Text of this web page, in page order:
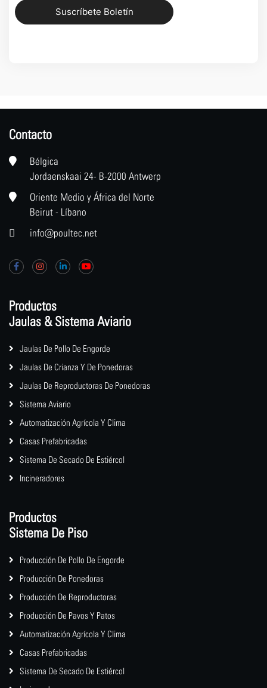
Suscríbete Boletín
Contacto
Bélgica
Jordaenskaai 24- B-2000 Antwerp
Oriente Medio y África del Norte
Beirut - Líbano
info@poultec.net
Productos
Jaulas & Sistema Aviario
Jaulas De Pollo De Engorde
Jaulas De Crianza Y De Ponedoras
Jaulas De Reproductoras De Ponedoras
Sistema Aviario
Automatización Agrícola Y Clima
Casas Prefabricadas
Sistema De Secado De Estiércol
Incineradores
Productos
Sistema De Piso
Producción De Pollo De Engorde
Producción De Ponedoras
Producción De Reproductoras
Producción De Pavos Y Patos
Automatización Agrícola Y Clima
Casas Prefabricadas
Sistema De Secado De Estiércol